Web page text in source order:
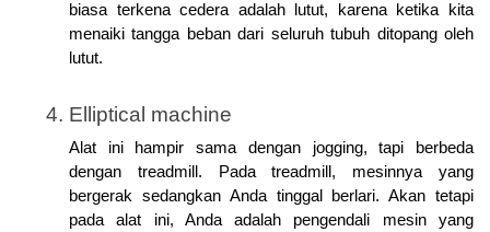
biasa terkena cedera adalah lutut, karena ketika kita
menaiki tangga beban dari seluruh tubuh ditopang oleh
lutut.
Elliptical machine
Alat ini hampir sama dengan jogging, tapi berbeda
dengan treadmill. Pada treadmill, mesinnya yang
bergerak sedangkan Anda tinggal berlari. Akan tetapi
pada alat ini, Anda adalah pengendali mesin yang